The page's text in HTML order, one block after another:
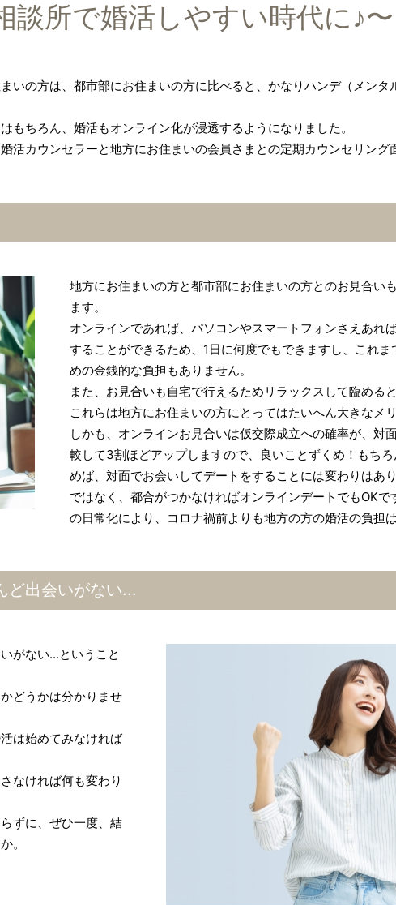
談所で婚活しやすい時代に♪〜
いの方は、都市部にお住まいの方に比べると、かなりハンデ（メンタ
もちろん、婚活もオンライン化が浸透するようになりました。
活カウンセラーと地方にお住まいの会員さまとの定期カウンセリング
地方にお住まいの方と都市部にお住まいの方とのお見合い
ます。
オンラインであれば、パソコンやスマートフォンさえあれ
することができるため、1日に何度でもできますし、これ
めの金銭的な負担もありません。
また、お見合いも自宅で行えるためリラックスして臨める
これらは地方にお住まいの方にとってはたいへん大きなメ
しかも、オンラインお見合いは仮交際成立への確率が、対
較して3割ほどアップしますので、良いことずくめ！もち
めば、対面でお会いしてデートをすることには変わりはあ
ではなく、都合がつかなければオンラインデートでもOK
の日常化により、コロナ禍前よりも地方の方の婚活の負担
ど出会いがない...
がない...ということ
どうかは分かりませ
は始めてみなければ
なければ何も変わり
ずに、ぜひ一度、結
。